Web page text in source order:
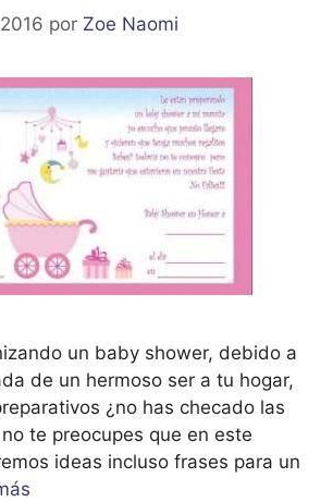
por Zoe Naomi
un baby shower, debido a
de un hermoso ser a tu hogar,
¿no has checado las
te preocupes que en este
ideas incluso frases para un